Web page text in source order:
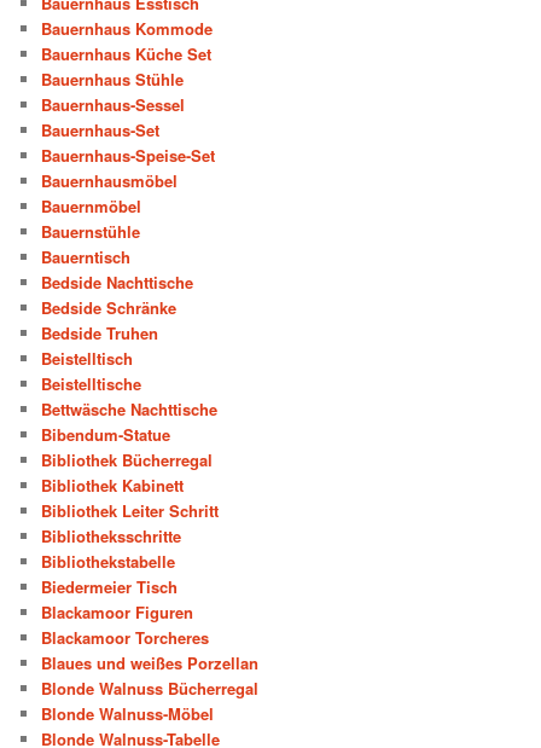
Bauernhaus Kommode
Bauernhaus Küche Set
Bauernhaus Stühle
Bauernhaus-Sessel
Bauernhaus-Set
Bauernhaus-Speise-Set
Bauernhausmöbel
Bauernmöbel
Bauernstühle
Bauerntisch
Bedside Nachttische
Bedside Schränke
Bedside Truhen
Beistelltisch
Beistelltische
Bettwäsche Nachttische
Bibendum-Statue
Bibliothek Bücherregal
Bibliothek Kabinett
Bibliothek Leiter Schritt
Bibliotheksschritte
Bibliothekstabelle
Biedermeier Tisch
Blackamoor Figuren
Blackamoor Torcheres
Blaues und weißes Porzellan
Blonde Walnuss Bücherregal
Blonde Walnuss-Möbel
Blonde Walnuss-Tabelle